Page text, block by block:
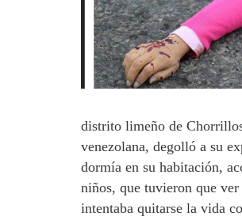
distrito limeño de
venezolana, degolló a su
dormía en su habitación,
niños, que tuvieron que
intentaba quitarse la vida